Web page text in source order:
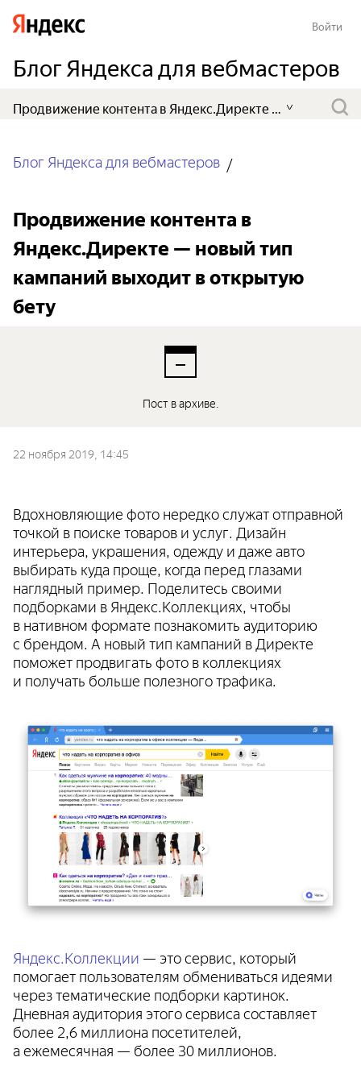
Блог Яндекса для вебмастеров
Войти
Блог Яндекса для вебмастеров
Продвижение контента в
Яндекс.Директе — новый тип
кампаний выходит в открытую
бету
Пост в архиве.
22 ноября 2019, 14:45
Вдохновляющие фото нередко служат отправной
точкой в поиске товаров и услуг. Дизайн
интерьера, украшения, одежду и даже авто
выбирать куда проще, когда перед глазами
наглядный пример. Поделитесь своими
подборками в Яндекс.Коллекциях, чтобы
в нативном формате познакомить аудиторию
с брендом. А новый тип кампаний в Директе
поможет продвигать фото в коллекциях
и получать больше полезного трафика.
Яндекс.Коллекции — это сервис, который
помогает пользователям обмениваться идеями
через тематические подборки картинок.
Дневная аудитория этого сервиса составляет
более 2,6 миллиона посетителей,
а ежемесячная — более 30 миллионов.